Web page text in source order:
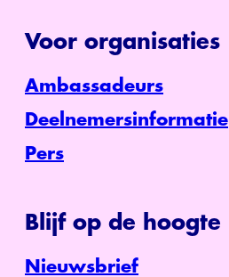
Voor organisaties
Ambassadeurs
Deelnemersinformatie
Pers
Blijf op de hoogte
Nieuwsbrief